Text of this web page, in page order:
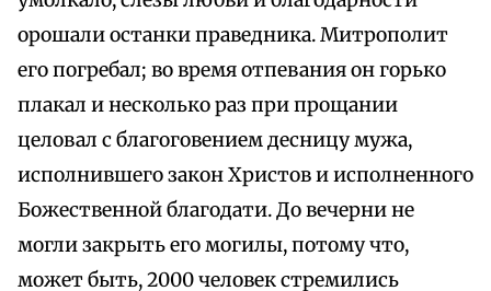
орошали останки праведника. Митрополит
его погребал; во время отпевания он горько
плакал и несколько раз при прощании
целовал с благоговением десницу мужа,
исполнившего закон Христов и исполненного
Божественной благодати. До вечерни не
могли закрыть его могилы, потому что,
может быть, 2000 человек стремились